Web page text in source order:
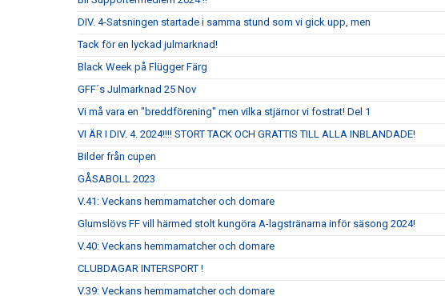
DIV. 4-Satsningen startade i samma stund som vi gick upp, men
Tack för en lyckad julmarknad!
Black Week på Flügger Färg
GFF´s Julmarknad 25 Nov
Vi må vara en "breddförening" men vilka stjärnor vi fostrat! Del 1
VI ÄR I DIV. 4. 2024!!!! STORT TACK OCH GRATTIS TILL ALLA INBLANDADE!
Bilder från cupen
GÅSABOLL 2023
V.41: Veckans hemmamatcher och domare
Glumslövs FF vill härmed stolt kungöra A-lagstränarna inför säsong 2024!
V.40: Veckans hemmamatcher och domare
CLUBDAGAR INTERSPORT !
V.39: Veckans hemmamatcher och domare